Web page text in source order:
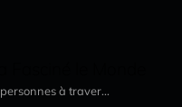
à traver...